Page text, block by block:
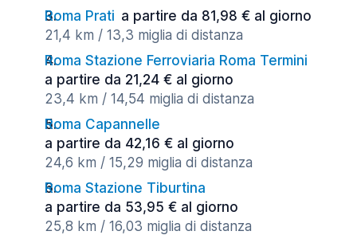
Roma Prati a partire da 81,98 € al giorno
21,4 km / 13,3 miglia di distanza
Roma Stazione Ferroviaria Roma Termini
a partire da 21,24 € al giorno
23,4 km / 14,54 miglia di distanza
Roma Capannelle
a partire da 42,16 € al giorno
24,6 km / 15,29 miglia di distanza
Roma Stazione Tiburtina
a partire da 53,95 € al giorno
25,8 km / 16,03 miglia di distanza